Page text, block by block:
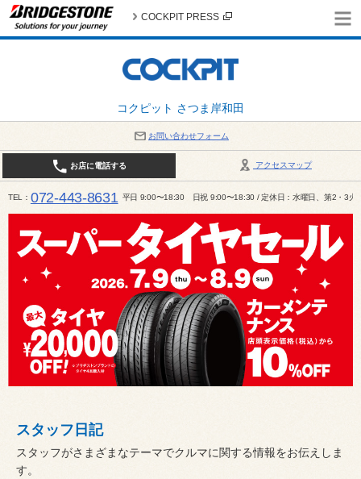
コクピット さつま岸和田
COCKPIT PRESS
お問い合わせフォーム
アクセスマップ
お店に電話する
TEL 072-443-8631 平日 9:00〜18:30 日祝 9:00〜18:30 / 定休日：水曜日、第2・3火
スタッフ日記
スタッフがさまざまなテーマでクルマに関する情報をお伝えしま
す。